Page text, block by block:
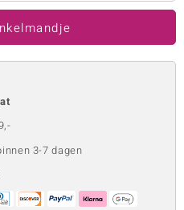
3-7 dagen